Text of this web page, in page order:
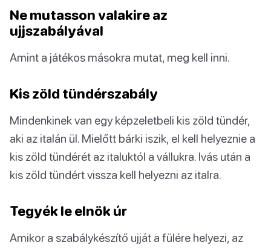
Ne mutasson valakire az
ujjszabályával
Amint a játékos másokra mutat, meg kell inni.
Kis zöld tündérszabály
Mindenkinek van egy képzeletbeli kis zöld tündér,
aki az italán ül. Mielőtt bárki iszik, el kell helyeznie a
kis zöld tündérét az italuktól a vállukra. Ivás után a
kis zöld tündért vissza kell helyezni az italra.
Tegyék le elnök úr
Amikor a szabálykészítő ujját a fülére helyezi, az